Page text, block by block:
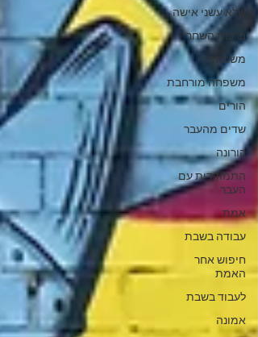
שלא עשני אישה
ברכות השחר
משפחה
משפחה מורחבת
הורים
שדים מהעבר
קורונה
התמודדות עם
העבר
אמת
עבודה בשבת
חיפוש אחר
האמת
לעבוד בשבת
אמונה